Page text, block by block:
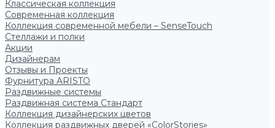
Классическая коллекция
Современная коллекция
Коллекция современной мебели – SenseTouch
Стеллажи и полки
Акции
Дизайнерам
Отзывы и Проекты
Фурнитура ARISTO
Раздвижные системы
Раздвижная система Стандарт
Коллекция дизайнерских цветов
Коллекция раздвижных дверей «ColorStories»